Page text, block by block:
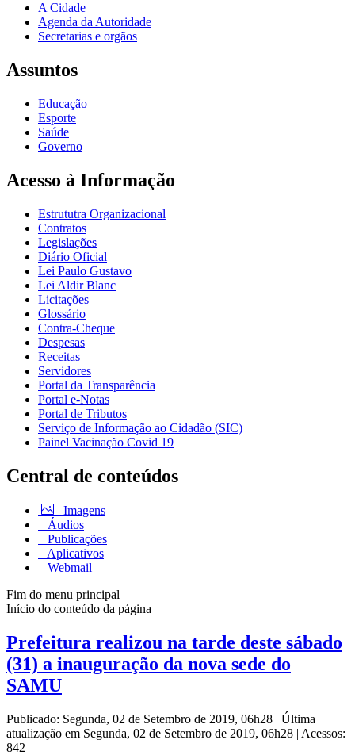
A Cidade
Agenda da Autoridade
Secretarias e orgãos
Assuntos
Educação
Esporte
Saúde
Governo
Acesso à Informação
Estrututra Organizacional
Contratos
Legislações
Diário Oficial
Lei Paulo Gustavo
Lei Aldir Blanc
Licitações
Glossário
Contra-Cheque
Despesas
Receitas
Servidores
Portal da Transparência
Portal e-Notas
Portal de Tributos
Serviço de Informação ao Cidadão (SIC)
Painel Vacinação Covid 19
Central de conteúdos
Imagens
Áudios
Publicações
Aplicativos
Webmail
Fim do menu principal
Início do conteúdo da página
Prefeitura realizou na tarde deste sábado
(31) a inauguração da nova sede do
SAMU
Publicado: Segunda, 02 de Setembro de 2019, 06h28 | Última
atualização em Segunda, 02 de Setembro de 2019, 06h28 | Acessos:
842